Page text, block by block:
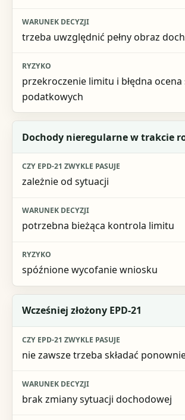
trzeba uwzględnić pełny obraz
przekroczenie limitu i błędna
podatkowych
Dochody nieregularne w trakcie
zależnie od sytuacji
potrzebna bieżąca kontrola limitu
spóźnione wycofanie wniosku
Wcześniej złożony EPD-21
nie zawsze trzeba składać
brak zmiany sytuacji dochodowej